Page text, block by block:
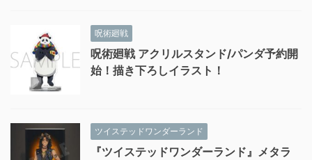
呪術廻戦
呪術廻戦 アクリルスタンド/パンダ予約開
始！描き下ろしイラスト！
ツイステッドワンダーランド
『ツイステッドワンダーランド』メタラ